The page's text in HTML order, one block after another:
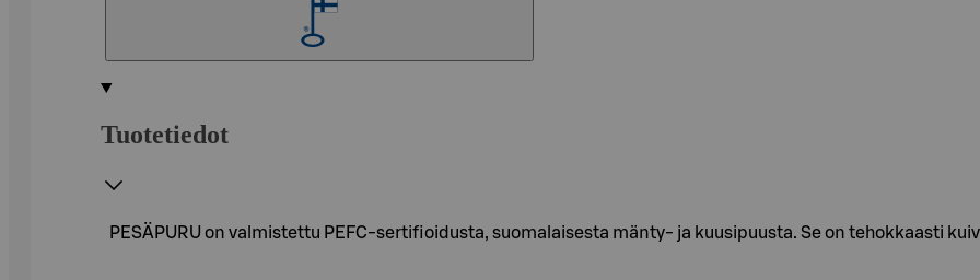
Tuotetiedot
PESÄPURU on valmistettu PEFC-sertifioidusta, suomalaisesta mänty- ja kuusipuusta. Se on tehokkaasti